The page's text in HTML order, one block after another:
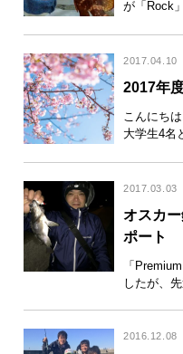
が「Rock
2017.04.10
2017年
こんにち
大学生4名
2017.03.03
オスカ
ポート
「
したが、
2016.12.08